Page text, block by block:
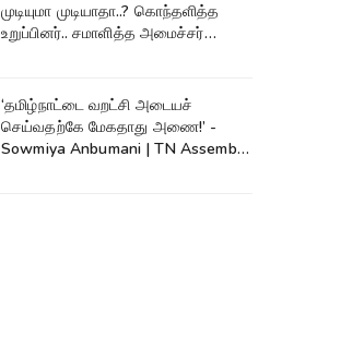
முடியுமா முடியாதா..? கொந்தளித்த
உறுப்பினர்.. சமாளித்த அமைச்சர்
‘தமிழ்நாட்டை வறட்சி அடையச்
செய்வதற்கே மேகதாது அணை!’ -
Sowmiya Anbumani | TN Assembly